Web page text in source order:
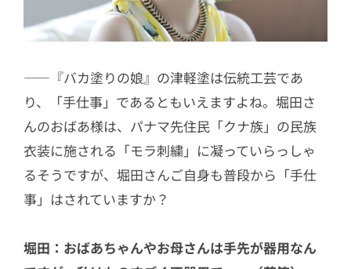
――『バカ塗りの娘』の津軽塗は伝統工芸であ
り、「手仕事」であるともいえますよね。堀田さ
んのおばあ様は、パナマ先住民「クナ族」の民族
衣装に施される「モラ刺繍」に凝っていらっしゃ
るそうですが、堀田さんご自身も普段から「手仕
事」はされていますか？
堀田：おばあちゃんやお母さんは手先が器用なん